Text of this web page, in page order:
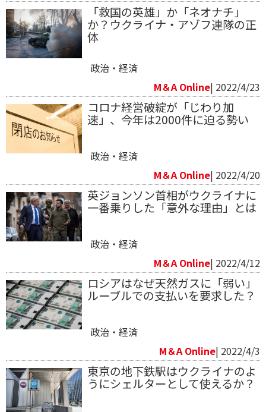
「救国の英雄」か「ネオナチ」
か？ウクライナ・アゾフ連隊の正
体
政治・経済
M＆A Online| 2022/4/23
コロナ経営破綻が「じわり加
速」、今年は2000件に迫る勢い
政治・経済
M＆A Online| 2022/4/20
英ジョンソン首相がウクライナに
一番乗りした「意外な理由」とは
政治・経済
M＆A Online| 2022/4/12
ロシアはなぜ天然ガスに「弱い」
ルーブルでの支払いを要求した？
政治・経済
M＆A Online| 2022/4/3
東京の地下鉄駅はウクライナのよ
うにシェルターとして使えるか？